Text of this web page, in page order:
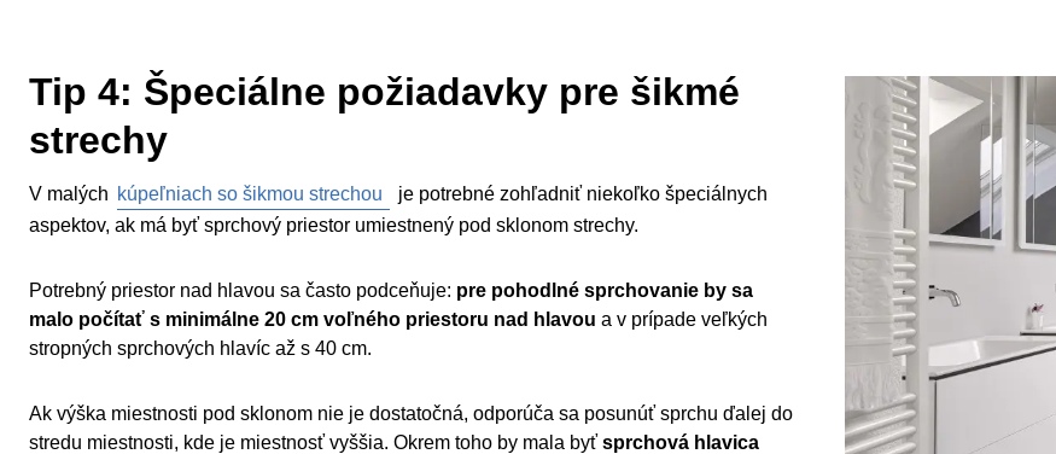
Tip 4: Špeciálne požiadavky pre šikmé
strechy
V malých kúpeľniach so šikmou strechou
je potrebné zohľadniť niekoľko špeciálnych
aspektov, ak má byť sprchový priestor umiestnený pod sklonom strechy.
Potrebný priestor nad hlavou sa často podceňuje: pre pohodlné sprchovanie by sa
malo počítať s minimálne 20 cm voľného priestoru nad hlavou a v prípade veľkých
stropných sprchových hlavíc až s 40 cm.
Ak výška miestnosti pod sklonom nie je dostatočná, odporúča sa posunúť sprchu ďalej do
stredu miestnosti, kde je miestnosť vyššia. Okrem toho by mala byť sprchová hlavica